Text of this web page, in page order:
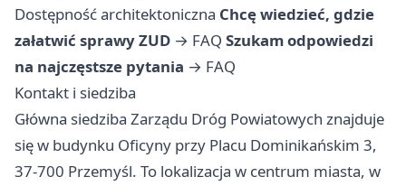
Dostępność architektoniczna Chcę wiedzieć, gdzie
załatwić sprawy ZUD → FAQ Szukam odpowiedzi
na najczęstsze pytania → FAQ
Kontakt i siedziba
Główna siedziba Zarządu Dróg Powiatowych znajduje
się w budynku Oficyny przy Placu Dominikańskim 3,
37-700 Przemyśl. To lokalizacja w centrum miasta, w